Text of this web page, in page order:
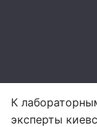
К
эксперты